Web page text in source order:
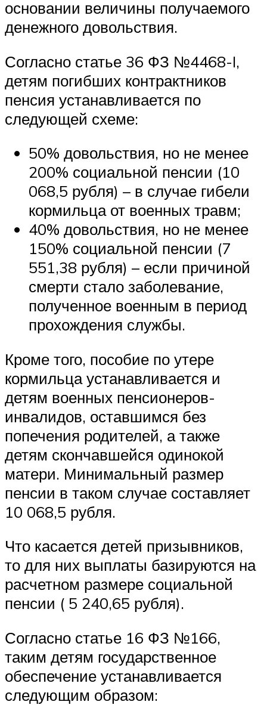
основании величины получаемого
денежного довольствия.
Согласно статье 36 ФЗ №4468-I,
детям погибших контрактников
пенсия устанавливается по
следующей схеме:
50% довольствия, но не менее
200% социальной пенсии (10
068,5 рубля) – в случае гибели
кормильца от военных травм;
40% довольствия, но не менее
150% социальной пенсии (7
551,38 рубля) – если причиной
смерти стало заболевание,
полученное военным в период
прохождения службы.
Кроме того, пособие по утере
кормильца устанавливается и
детям военных пенсионеров-
инвалидов, оставшимся без
попечения родителей, а также
детям скончавшейся одинокой
матери. Минимальный размер
пенсии в таком случае составляет
10 068,5 рубля.
Что касается детей призывников,
то для них выплаты базируются на
расчетном размере социальной
пенсии ( 5 240,65 рубля).
Согласно статье 16 ФЗ №166,
таким детям государственное
обеспечение устанавливается
следующим образом: